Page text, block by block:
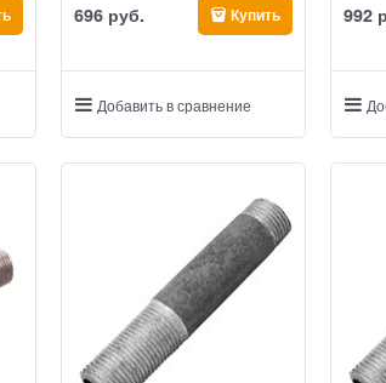
696 руб. Купить
Добавить в сравнение
992